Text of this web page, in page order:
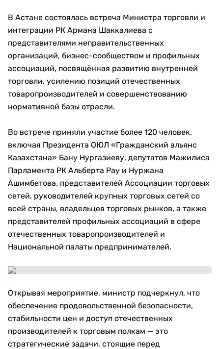
В Астане состоялась встреча Министра торговли и
интеграции РК Армана Шаккалиева с
представителями неправительственных
организаций, бизнес-сообществом и профильных
ассоциаций, посвящённая развитию внутренней
торговли, усилению позиций отечественных
товаропроизводителей и совершенствованию
нормативной базы отрасли.
Во встрече приняли участие более 120 человек,
включая Президента ОЮЛ «Гражданский альянс
Казахстана» Бану Нургазиеву, депутатов Мажилиса
Парламента РК Альберта Рау и Нуржана
Ашимбетова, представителей Ассоциации торговых
сетей, руководителей крупных торговых сетей со
всей страны, владельцев торговых рынков, а также
представителей профильных ассоциаций в сфере
отечественных товаропроизводителей и
Национальной палаты предпринимателей.
Открывая мероприятие, министр подчеркнул, что
обеспечение продовольственной безопасности,
стабильности цен и доступ отечественных
производителей к торговым полкам — это
стратегические задачи, стоящие перед